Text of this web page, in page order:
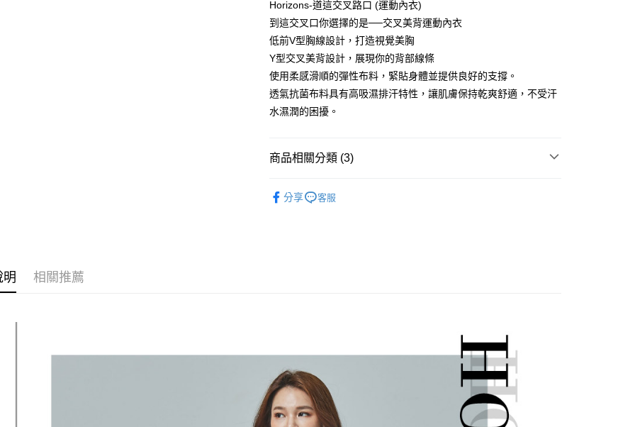
運送方式
全家取貨付款
免運費
付款後全家取貨
7-11取貨付款
付款後7-11取貨
Horizons-道這交叉路口 (運動內衣)
到這交叉口你選擇的是──交叉美背運動內衣
低前V型胸線設計，打造視覺美胸
Y型交叉美背設計，展現你的背部線條
使用柔感滑順的彈性布料，緊貼身體並提供良好的支撐。
透氣抗菌布料具有高吸濕排汗特性，讓肌膚保持乾爽舒適，不受汗
水濕潤的困擾。
商品相關分類 (3)
分享 客服
明 相關推薦